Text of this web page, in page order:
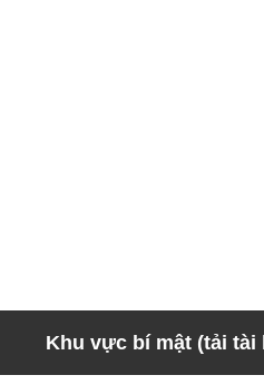
Khu vực bí mật (tải tài